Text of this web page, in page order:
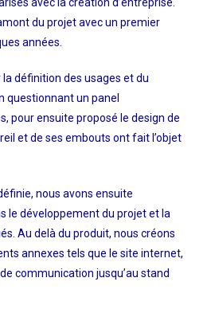
du projet avec un premier
années.
définition des usages et du
questionnant un panel
pour ensuite proposé le design de
et de ses embouts ont fait l’objet
nous avons ensuite
le développement du projet et la
Au delà du produit, nous créons
annexes tels que le site internet,
communication jusqu’au stand